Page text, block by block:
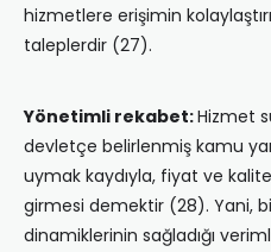
hizmetlere erişimin
taleplerdir (27).
Yönetimli rekabet:Hizmet
devletçe belirlenmiş kamu
uymak kaydıyla, fiyat ve
girmesi demektir (28). Yani,
dinamiklerinin sağladığı